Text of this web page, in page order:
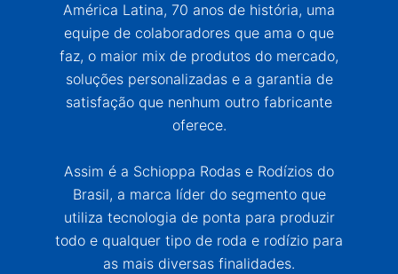
América Latina, 70 anos de história, uma
equipe de colaboradores que ama o que
faz, o maior mix de produtos do mercado,
soluções personalizadas e a garantia de
satisfação que nenhum outro fabricante
oferece.
Assim é a Schioppa Rodas e Rodízios do
Brasil, a marca líder do segmento que
utiliza tecnologia de ponta para produzir
todo e qualquer tipo de roda e rodízio para
as mais diversas finalidades.